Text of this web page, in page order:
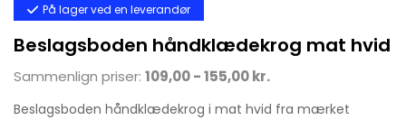
På lager ved en leverandør
Beslagsboden håndklædekrog mat hvid
Sammenlign priser: 109,00 - 155,00 kr.
Beslagsboden håndklædekrog i mat hvid fra mærket